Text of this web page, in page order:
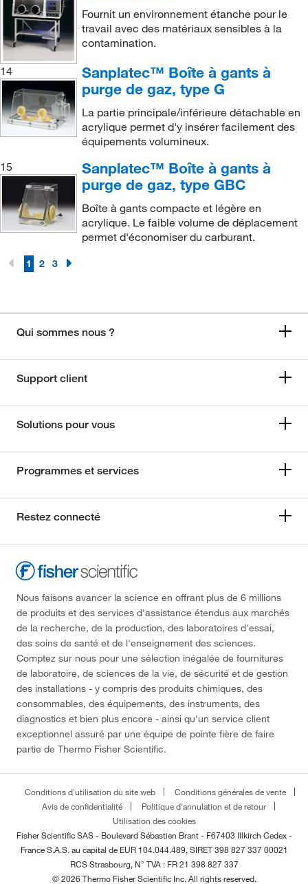
Fournit un environnement étanche pour le
travail avec des matériaux sensibles à la
contamination.
14
Sanplatec™ Boîte à gants à
purge de gaz, type G
La partie principale/inférieure détachable en
acrylique permet d'y insérer facilement des
équipements volumineux.
15
Sanplatec™ Boîte à gants à
purge de gaz, type GBC
Boîte à gants compacte et légère en
acrylique. Le faible volume de déplacement
permet d'économiser du carburant.
1 2 3
Qui sommes nous ?
Support client
Solutions pour vous
Programmes et services
Restez connecté
Nous faisons avancer la science en offrant plus de 6 millions
de produits et des services d'assistance étendus aux marchés
de la recherche, de la production, des laboratoires d'essai,
des soins de santé et de l'enseignement des sciences.
Comptez sur nous pour une sélection inégalée de fournitures
de laboratoire, de sciences de la vie, de sécurité et de gestion
des installations - y compris des produits chimiques, des
consommables, des équipements, des instruments, des
diagnostics et bien plus encore - ainsi qu'un service client
exceptionnel assuré par une équipe de pointe fière de faire
partie de Thermo Fisher Scientific.
Conditions d'utilisation du site web
Conditions générales de vente
Avis de confidentialité
Politique d'annulation et de retour
Utilisation des cookies
Fisher Scientific SAS - Boulevard Sébastien Brant - F67403 Illkirch Cedex -
FranceS.A.S. au capital de EUR 104.044.489, SIRET 398 827 337 00021
RCS Strasbourg, N° TVA : FR 21 398 827 337
© 2026 Thermo Fisher Scientific Inc. All rights reserved.